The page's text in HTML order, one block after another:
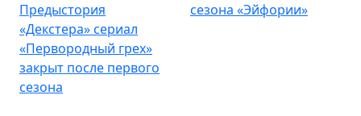
Предыстория
«Декстера» сериал
«Первородный грех»
закрыт после первого
сезона
сезона «Эйфории»